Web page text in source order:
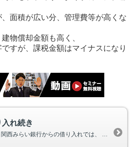
面積が広い分、管理費等が高くな
物償却金額も高く、
すが、課税金額はマイナスになり
れ続き